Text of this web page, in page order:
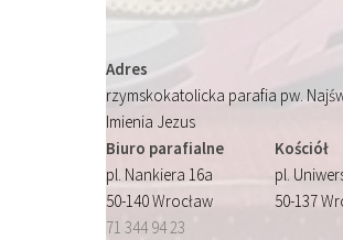
Adres
rzymskokatolicka parafia pw.
Imienia Jezus
Biuro parafialne
pl. Nankiera 16a
50-140 Wrocław
71 344 94 23
Kościół
pl.
50-137